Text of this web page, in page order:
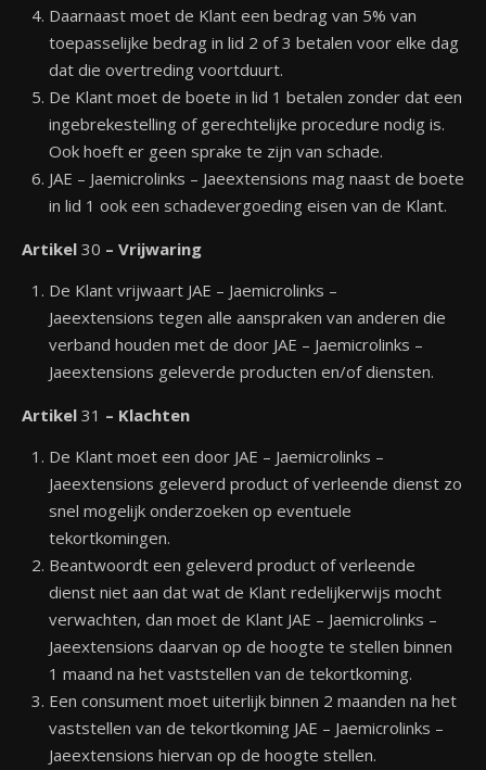
Daarnaast moet de Klant een bedrag van 5% van
toepasselijke bedrag in lid 2 of 3 betalen voor elke dag
dat die overtreding voortduurt.
De Klant moet de boete in lid 1 betalen zonder dat een
ingebrekestelling of gerechtelijke procedure nodig is.
Ook hoeft er geen sprake te zijn van schade.
JAE – Jaemicrolinks – Jaeextensions mag naast de boete
in lid 1 ook een schadevergoeding eisen van de Klant.
Artikel 30 – Vrijwaring
De Klant vrijwaart JAE – Jaemicrolinks –
Jaeextensions tegen alle aanspraken van anderen die
verband houden met de door JAE – Jaemicrolinks –
Jaeextensions geleverde producten en/of diensten.
Artikel 31 – Klachten
De Klant moet een door JAE – Jaemicrolinks –
Jaeextensions geleverd product of verleende dienst zo
snel mogelijk onderzoeken op eventuele
tekortkomingen.
Beantwoordt een geleverd product of verleende
dienst niet aan dat wat de Klant redelijkerwijs mocht
verwachten, dan moet de Klant JAE – Jaemicrolinks –
Jaeextensions daarvan op de hoogte te stellen binnen
1 maand na het vaststellen van de tekortkoming.
Een consument moet uiterlijk binnen 2 maanden na het
vaststellen van de tekortkoming JAE – Jaemicrolinks –
Jaeextensions hiervan op de hoogte stellen.